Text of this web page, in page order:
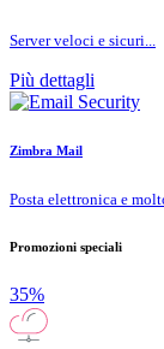
Server veloci e sicuri...
Più dettagli
Zimbra Mail
Posta elettronica e
Promozioni speciali
35%